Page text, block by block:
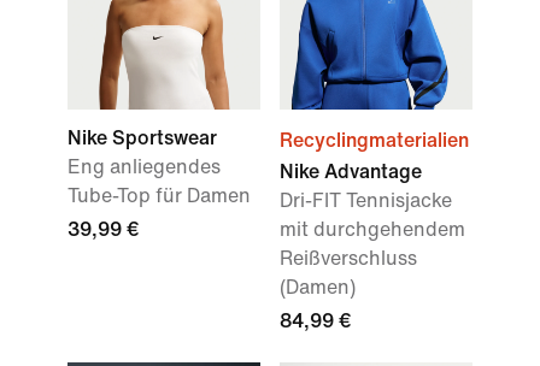
Nike Sportswear
Eng anliegendes
Tube-Top für Damen
39,99 €
Recyclingmaterialien
Nike Advantage
Dri-FIT Tennisjacke
mit durchgehendem
Reißverschluss
(Damen)
84,99 €